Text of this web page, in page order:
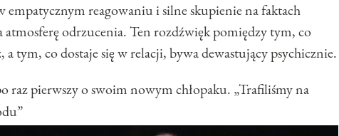
reagowaniu i silne skupienie na faktach
atmosferę odrzucenia. Ten rozdźwięk pomiędzy tym, co
a tym, co dostaje się w relacji, bywa dewastujący psychicznie.
raz pierwszy o swoim nowym chłopaku. „Trafiliśmy na